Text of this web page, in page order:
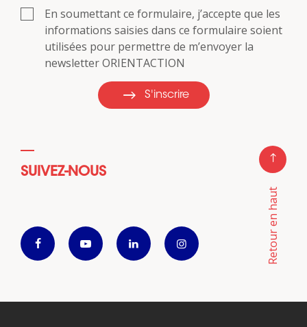
En soumettant ce formulaire, j’accepte que les
informations saisies dans ce formulaire soient
utilisées pour permettre de m’envoyer la
newsletter ORIENTACTION
S'inscrire
SUIVEZ-NOUS
Retour en haut